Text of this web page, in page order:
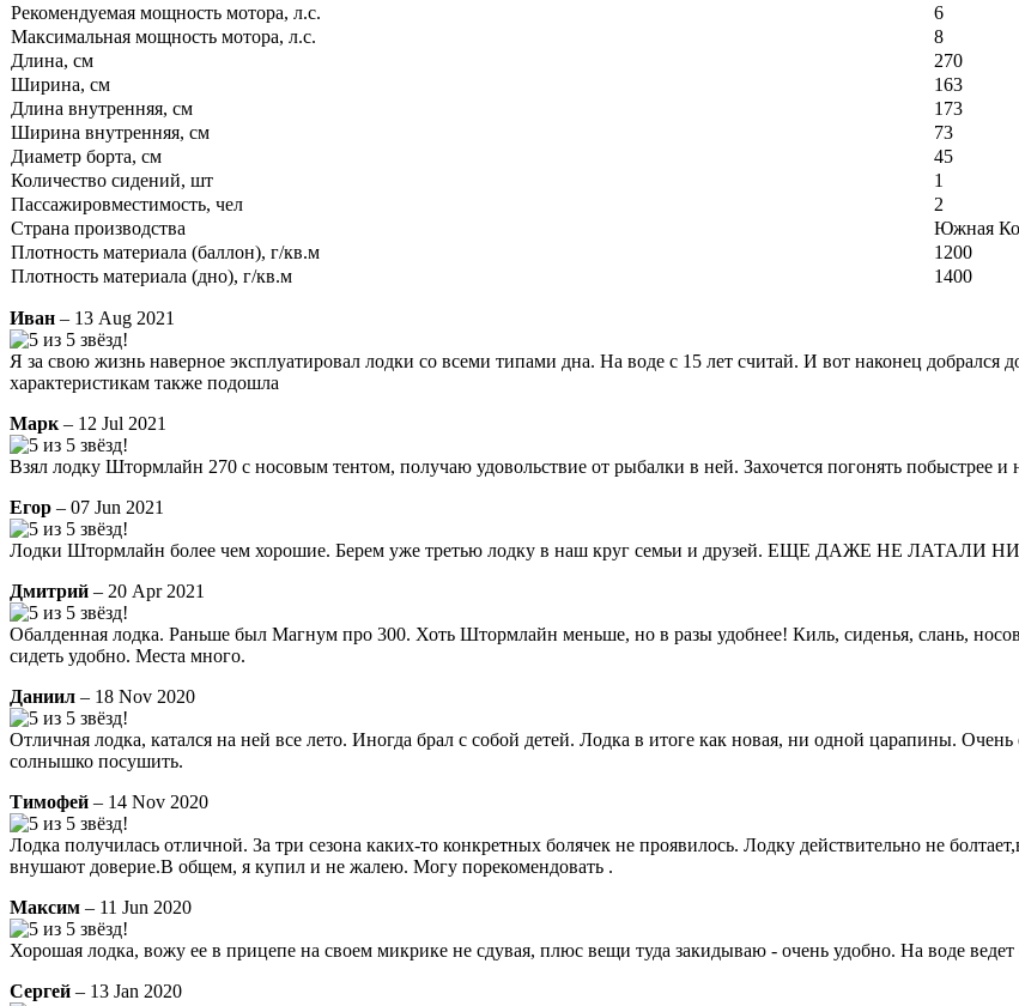
Рекомендуемая мощность мотора, л.с.
6
Максимальная мощность мотора, л.с.
8
Длина, см
270
Ширина, см
163
Длина внутренняя, см
173
Ширина внутренняя, см
73
Диаметр борта, см
45
Количество сидений, шт
1
Пассажировместимость, чел
2
Страна производства
Южная
Плотность материала (баллон), г/кв.м
1200
Плотность материала (дно), г/кв.м
1400
Иван – 13 Aug 2021
Я за свою жизнь наверное эксплуатировал лодки со всеми типами дна. На воде с 15 лет считай. И вот наконец
характеристикам также подошла
Марк – 12 Jul 2021
Взял лодку Штормлайн 270 с носовым тентом, получаю удовольствие от рыбалки в ней. Захочется погонять побыстрее
Егор – 07 Jun 2021
Лодки Штормлайн более чем хорошие. Берем уже третью лодку в наш круг семьи и друзей. ЕЩЕ ДАЖЕ НЕ ЛАТАЛИ НИ
Дмитрий – 20 Apr 2021
Обалденная лодка. Раньше был Магнум про 300. Хоть Штормлайн меньше, но в разы удобнее! Киль, сиденья, слань,
сидеть удобно. Места много.
Даниил – 18 Nov 2020
Отличная лодка, катался на ней все лето. Иногда брал с собой детей. Лодка в итоге как новая, ни одной царапины.
солнышко посушить.
Тимофей – 14 Nov 2020
Лодка получилась отличной. За три сезона каких-то конкретных болячек не проявилось. Лодку действительно не
внушают доверие.В общем, я купил и не жалею. Могу порекомендовать .
Максим – 11 Jun 2020
Хорошая лодка, вожу ее в прицепе на своем микрике не сдувая, плюс вещи туда закидываю - очень удобно. На воде ведет
Сергей – 13 Jan 2020